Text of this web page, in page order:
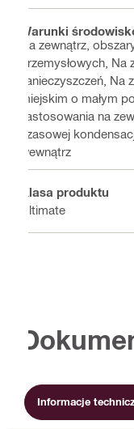
Warunki
Na zewnątrz,
przemysłowych,
zanieczyszczeń,
miejskim o małym
zastosowania na
czasowej
wewnątrz
Klasa produktu
Ultimate
Informacje